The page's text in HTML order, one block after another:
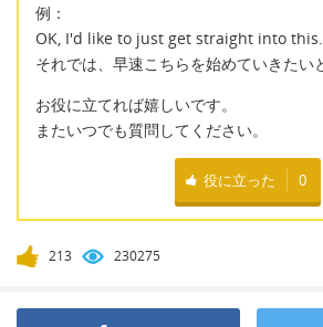
例：
OK, I'd like to just get straight into this.
それでは、早速こちらを始めていきたい
お役に立てれば嬉しいです。
またいつでも質問してください。
役に立った 0
213 230275